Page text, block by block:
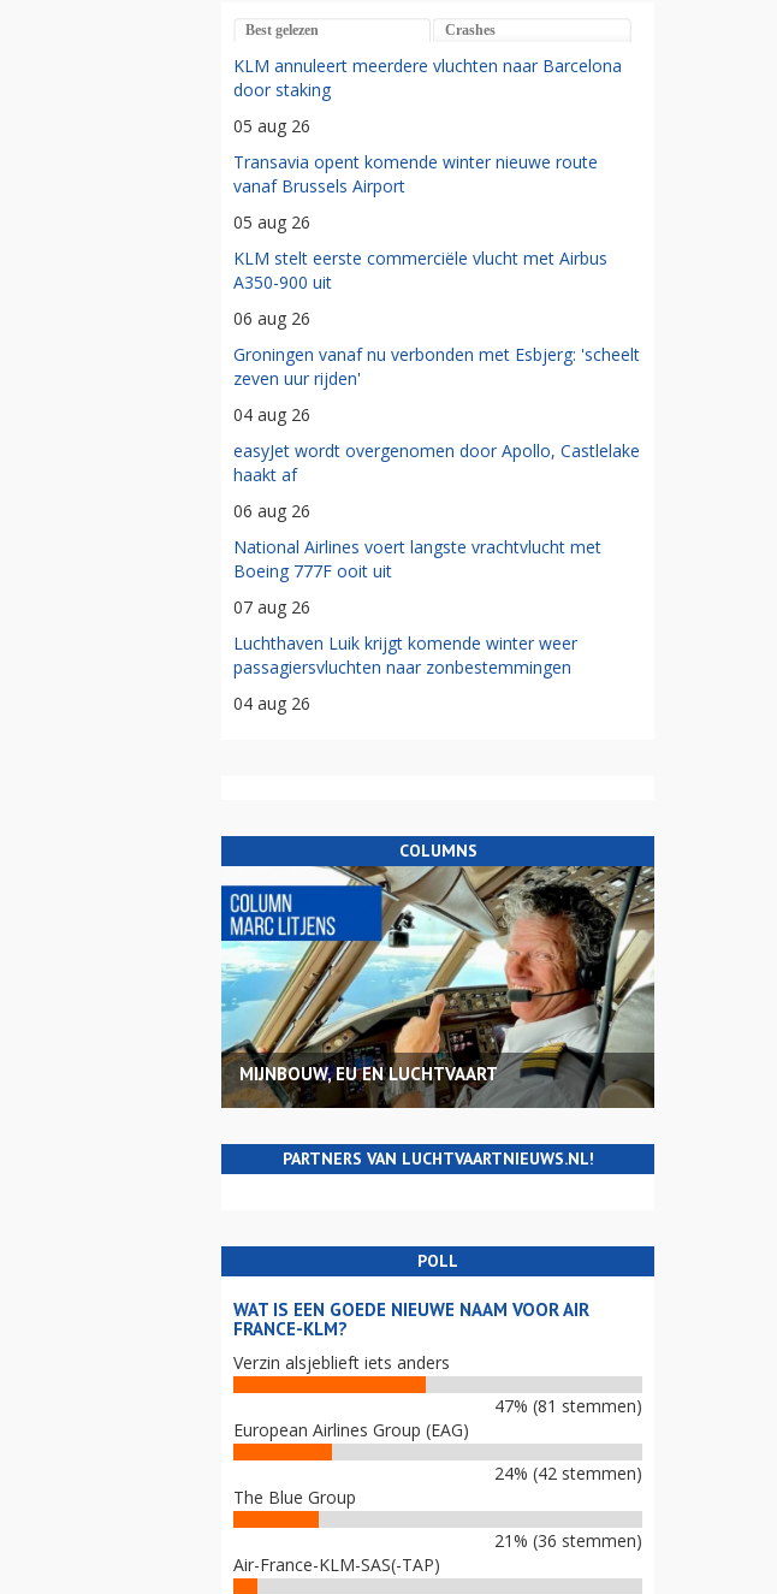
Best gelezen Crashes
KLM annuleert meerdere vluchten naar Barcelona
door staking
05 aug 26
Transavia opent komende winter nieuwe route
vanaf Brussels Airport
05 aug 26
KLM stelt eerste commerciële vlucht met Airbus
A350-900 uit
06 aug 26
Groningen vanaf nu verbonden met Esbjerg: 'scheelt
zeven uur rijden'
04 aug 26
easyJet wordt overgenomen door Apollo, Castlelake
haakt af
06 aug 26
National Airlines voert langste vrachtvlucht met
Boeing 777F ooit uit
07 aug 26
Luchthaven Luik krijgt komende winter weer
passagiersvluchten naar zonbestemmingen
04 aug 26
COLUMNS
MIJNBOUW, EU EN LUCHTVAART
PARTNERS VAN LUCHTVAARTNIEUWS.NL!
POLL
WAT IS EEN GOEDE NIEUWE NAAM VOOR AIR
FRANCE-KLM?
Verzin alsjeblieft iets anders
47% (81 stemmen)
European Airlines Group (EAG)
24% (42 stemmen)
The Blue Group
21% (36 stemmen)
Air-France-KLM-SAS(-TAP)